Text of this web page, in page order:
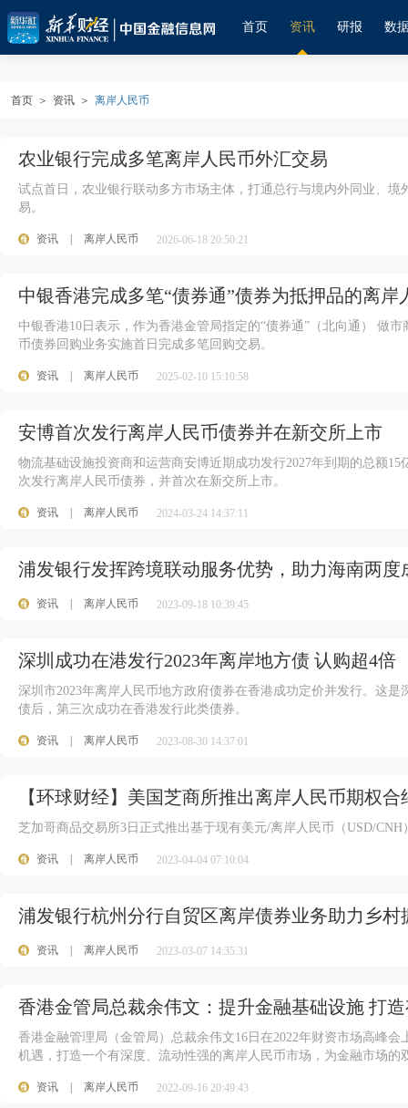
首页 资讯 研报 数
首页 ＞ 资讯 ＞ 离岸人民币
农业银行完成多笔离岸人民币外汇交易
试点首日，农业银行联动多方市场主体，打通总行与境内外同业、
易。
资讯 离岸人民币 2026-06-18 20:50:21
中银香港完成多笔“债券通”债券为抵押品的离岸
中银香港10日表示，作为香港金管局指定的“债券通”（北向通） 做
币债券回购业务实施首日完成多笔回购交易。
资讯 离岸人民币 2025-02-10 15:10:58
安博首次发行离岸人民币债券并在新交所上市
物流基础设施投资商和运营商安博近期成功发行2027年到期的总额
次发行离岸人民币债券，并首次在新交所上市。
资讯 离岸人民币 2024-03-24 14:37:11
浦发银行发挥跨境联动服务优势，助力海南两
资讯 离岸人民币 2023-09-18 10:39:45
深圳成功在港发行2023年离岸地方债 认购超4倍
深圳市2023年离岸人民币地方政府债券在香港成功定价并发行。这
债后，第三次成功在香港发行此类债券。
资讯 离岸人民币 2023-08-30 14:37:01
【环球财经】美国芝商所推出离岸人民币期权合
芝加哥商品交易所3日正式推出基于现有美元/离岸人民币（USD/CNH
资讯 离岸人民币 2023-04-04 07:10:04
浦发银行杭州分行自贸区离岸债券业务助力乡村
资讯 离岸人民币 2023-03-07 14:35:31
香港金管局总裁余伟文：提升金融基础设施 打
香港金融管理局（金管局）总裁余伟文16日在2022年财资市场高峰
机遇，打造一个有深度、流动性强的离岸人民币市场，为金融市场的
资讯 离岸人民币 2022-09-16 20:49:43